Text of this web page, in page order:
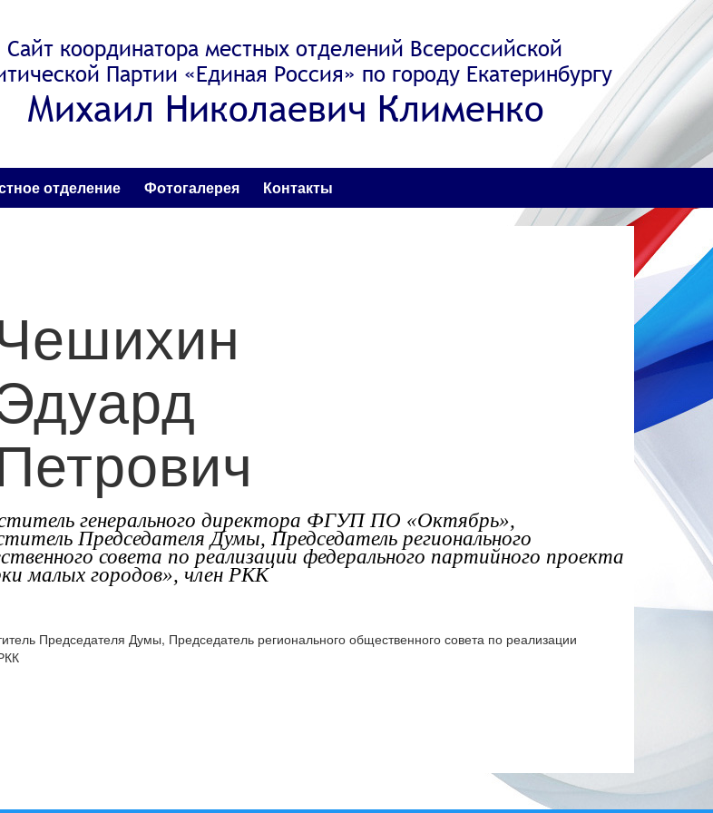
Сайт координатора местных отделений Всероссийской
Партии «Единая Россия» по городу Екатеринбургу
Михаил Николаевич Клименко
отделение Фотогалерея Контакты
генерального директора ФГУП ПО «Октябрь»,
Председателя Думы, Председатель регионального
совета по реализации федерального партийного проекта
малых городов», член РКК
Председателя Думы, Председатель регионального общественного совета по реализации